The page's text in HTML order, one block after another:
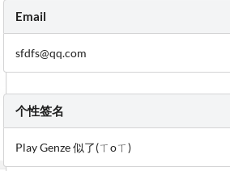
Email
sfdfs@qq.com
个性签名
Play Genze 似了(ㄒoㄒ)